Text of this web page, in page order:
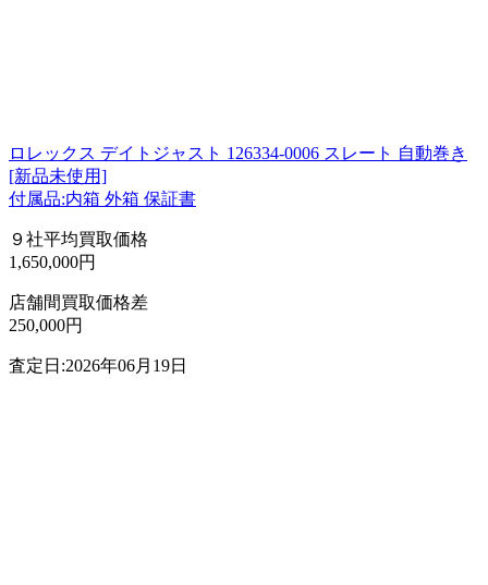
ロレックス デイトジャスト 126334-0006 スレート 自動巻き
[新品未使用]
付属品:内箱 外箱 保証書
９社平均買取価格
1,650,000円
店舗間買取価格差
250,000円
査定日:2026年06月19日